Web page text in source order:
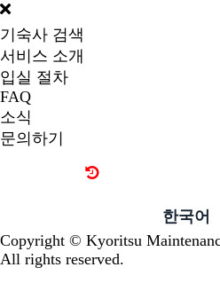
기숙사 검색
서비스 소개
입실 절차
FAQ
소식
문의하기
한국어
Copyright © Kyoritsu
All rights reserved.